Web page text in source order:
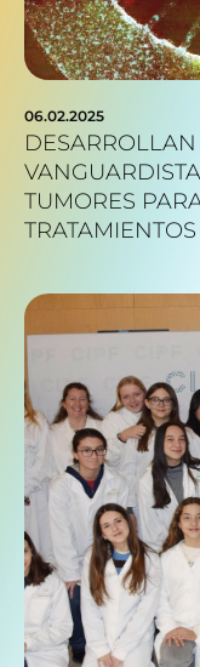
06.02.2025
TUMORES